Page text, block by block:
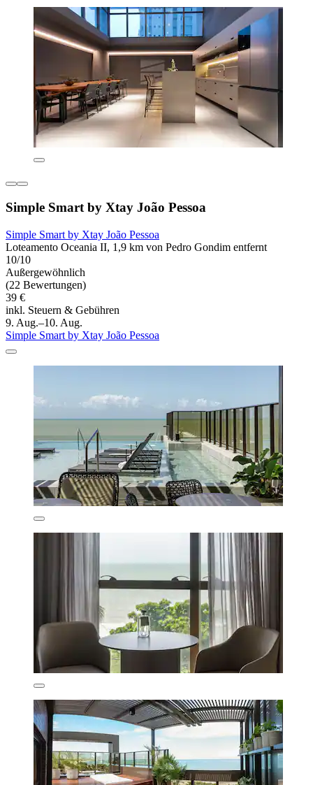
Simple Smart by Xtay João Pessoa
Simple Smart by Xtay João Pessoa
Loteamento Oceania II, 1,9 km von Pedro Gondim entfernt
10/10
Außergewöhnlich
(22 Bewertungen)
39 €
inkl. Steuern & Gebühren
9. Aug.–10. Aug.
Simple Smart by Xtay João Pessoa